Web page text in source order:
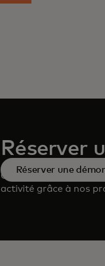
Réserver
Consultez notre
activité grâce à nos
Réserver une